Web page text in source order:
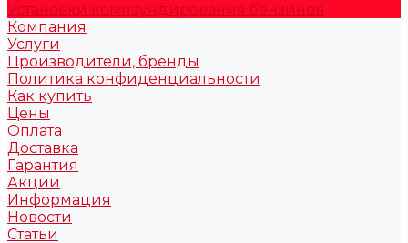
Установки компаундирования бензинов
Компания
Услуги
Производители, бренды
Политика конфиденциальности
Как купить
Цены
Оплата
Доставка
Гарантия
Акции
Информация
Новости
Статьи